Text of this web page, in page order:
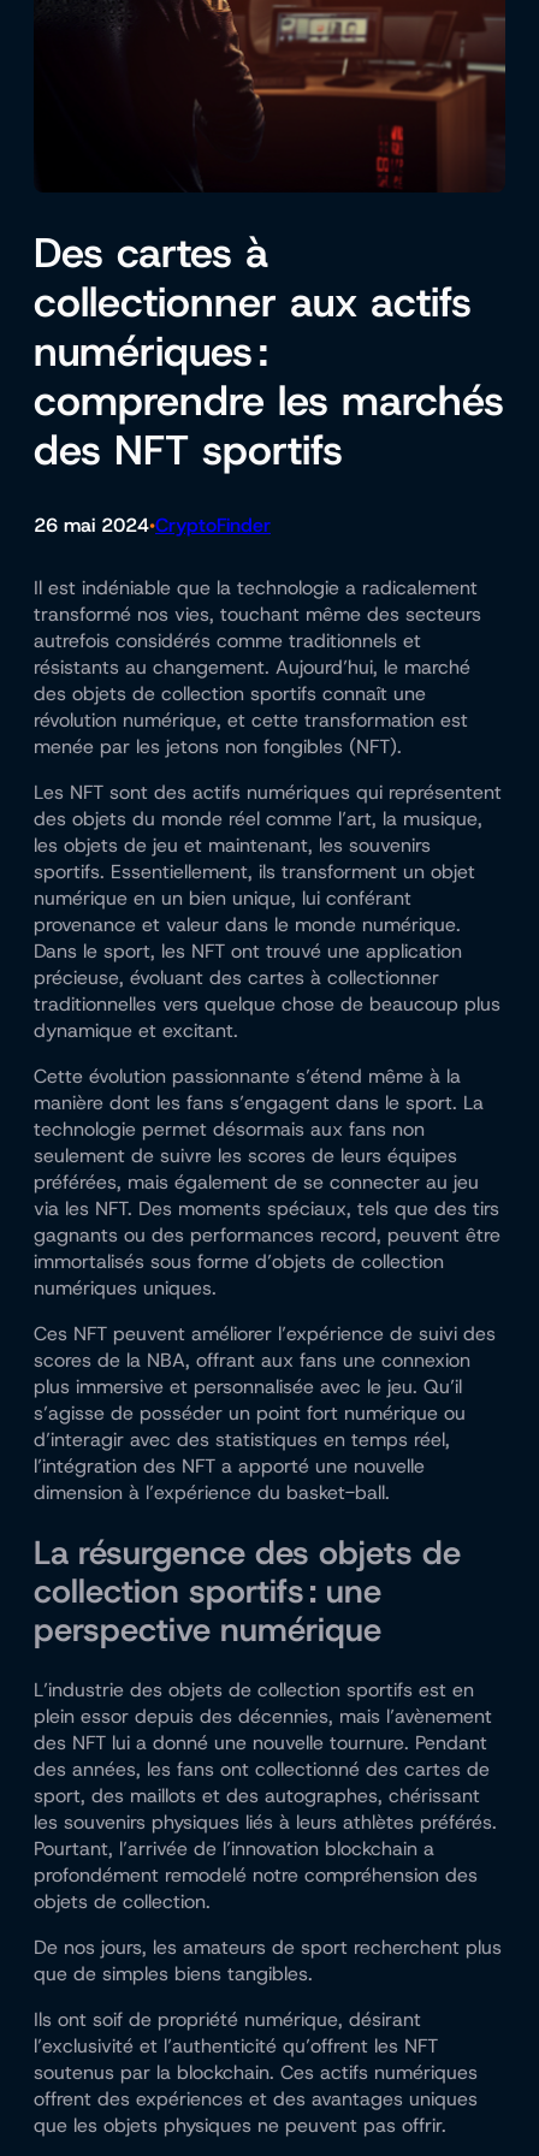
Des cartes à
collectionner aux actifs
numériques :
comprendre les marchés
des NFT sportifs
26 mai 2024•CryptoFinder
Il est indéniable que la technologie a radicalement
transformé nos vies, touchant même des secteurs
autrefois considérés comme traditionnels et
résistants au changement. Aujourd’hui, le marché
des objets de collection sportifs connaît une
révolution numérique, et cette transformation est
menée par les jetons non fongibles (NFT).
Les NFT sont des actifs numériques qui représentent
des objets du monde réel comme l’art, la musique,
les objets de jeu et maintenant, les souvenirs
sportifs. Essentiellement, ils transforment un objet
numérique en un bien unique, lui conférant
provenance et valeur dans le monde numérique.
Dans le sport, les NFT ont trouvé une application
précieuse, évoluant des cartes à collectionner
traditionnelles vers quelque chose de beaucoup plus
dynamique et excitant.
Cette évolution passionnante s’étend même à la
manière dont les fans s’engagent dans le sport. La
technologie permet désormais aux fans non
seulement de suivre les scores de leurs équipes
préférées, mais également de se connecter au jeu
via les NFT. Des moments spéciaux, tels que des tirs
gagnants ou des performances record, peuvent être
immortalisés sous forme d’objets de collection
numériques uniques.
Ces NFT peuvent améliorer l’expérience de suivi des
scores de la NBA, offrant aux fans une connexion
plus immersive et personnalisée avec le jeu. Qu’il
s’agisse de posséder un point fort numérique ou
d’interagir avec des statistiques en temps réel,
l’intégration des NFT a apporté une nouvelle
dimension à l’expérience du basket-ball.
La résurgence des objets de
collection sportifs : une
perspective numérique
L’industrie des objets de collection sportifs est en
plein essor depuis des décennies, mais l’avènement
des NFT lui a donné une nouvelle tournure. Pendant
des années, les fans ont collectionné des cartes de
sport, des maillots et des autographes, chérissant
les souvenirs physiques liés à leurs athlètes préférés.
Pourtant, l’arrivée de l’innovation blockchain a
profondément remodelé notre compréhension des
objets de collection.
De nos jours, les amateurs de sport recherchent plus
que de simples biens tangibles.
Ils ont soif de propriété numérique, désirant
l’exclusivité et l’authenticité qu’offrent les NFT
soutenus par la blockchain. Ces actifs numériques
offrent des expériences et des avantages uniques
que les objets physiques ne peuvent pas offrir.